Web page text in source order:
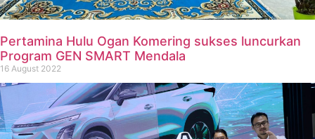
Pertamina Hulu Ogan Komering sukses luncurkan
Program GEN SMART Mendala
16 August 2022